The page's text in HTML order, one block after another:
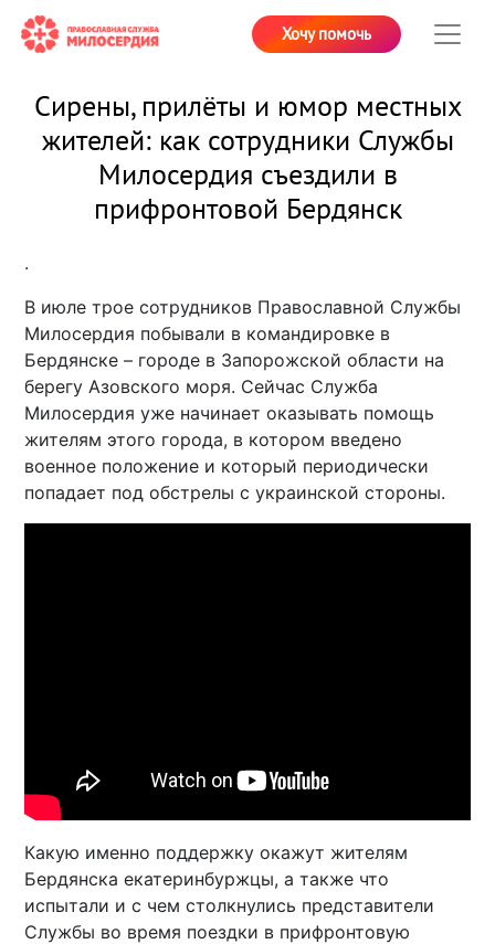
Хочу помочь
Сирены, прилёты и юмор местных
жителей: как сотрудники Службы
Милосердия съездили в
прифронтовой Бердянск
.
В июле трое сотрудников Православной Службы
Милосердия побывали в командировке в
Бердянске – городе в Запорожской области на
берегу Азовского моря. Сейчас Служба
Милосердия уже начинает оказывать помощь
жителям этого города, в котором введено
военное положение и который периодически
попадает под обстрелы с украинской стороны.
Какую именно поддержку окажут жителям
Бердянска екатеринбуржцы, а также что
испытали и с чем столкнулись представители
Службы во время поездки в прифронтовую